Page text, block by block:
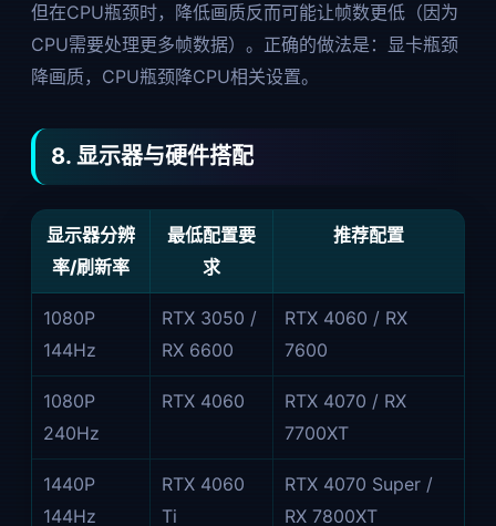
但在CPU瓶颈时，降低画质反而可能让帧数更低（因为
CPU需要处理更多帧数据）。正确的做法是：显卡瓶颈
降画质，CPU瓶颈降CPU相关设置。
8. 显示器与硬件搭配
显示器分辨
率/刷新率
最低配置要
求
推荐配置
1080P
144Hz
RTX 3050 /
RX 6600
RTX 4060 / RX
7600
1080P
240Hz
RTX 4060
RTX 4070 / RX
7700XT
1440P
144Hz
RTX 4060
Ti
RTX 4070 Super /
RX 7800XT